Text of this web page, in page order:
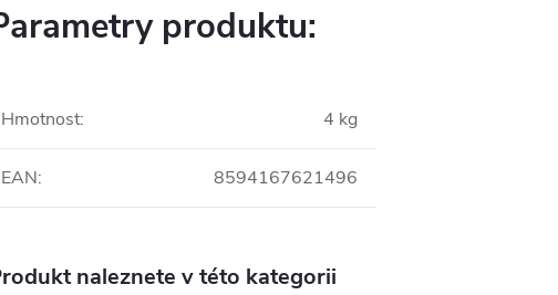
produktu:
Hmotnost: 4 kg
EAN: 8594167621496
naleznete v této kategorii